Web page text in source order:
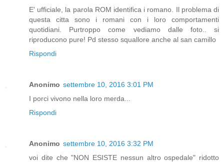
E' ufficiale, la parola ROM identifica i romano. Il problema di
questa citta sono i romani con i loro comportamenti
quotidiani. Purtroppo come vediamo dalle foto.. si
riproducono pure! Pd stesso squallore anche al san camillo
Rispondi
Anonimo settembre 10, 2016 3:01 PM
I porci vivono nella loro merda...
Rispondi
Anonimo settembre 10, 2016 3:32 PM
voi dite che "NON ESISTE nessun altro ospedale" ridotto